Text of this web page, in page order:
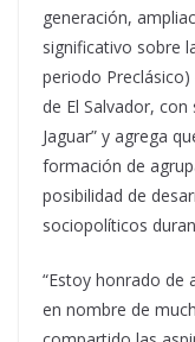
generación,
significativo sobre
periodo
de El Salvador,
Jaguar” y agrega
formación de
posibilidad de
sociopolíticos
“Estoy honrado de
en nombre de